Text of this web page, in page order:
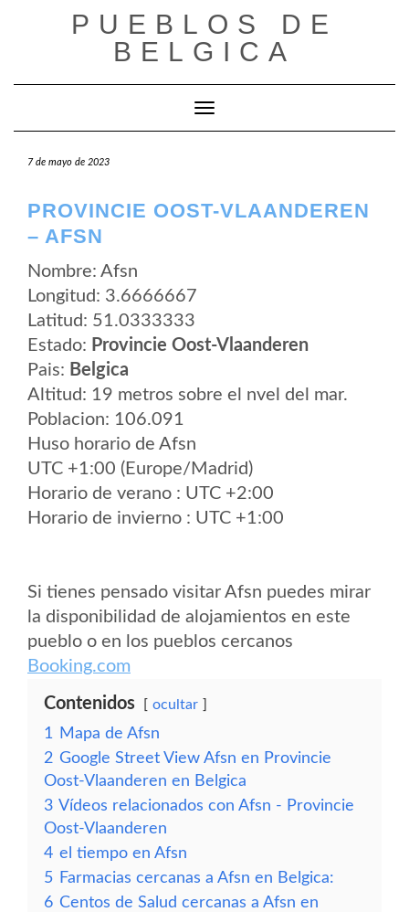
PUEBLOS DE
BELGICA
Cambiar modo de navegación
7 de mayo de 2023
PROVINCIE OOST-VLAANDEREN
– AFSN
Nombre: Afsn
Longitud: 3.6666667
Latitud: 51.0333333
Estado: Provincie Oost-Vlaanderen
Pais: Belgica
Altitud: 19 metros sobre el nvel del mar.
Poblacion: 106.091
Huso horario de Afsn
UTC +1:00 (Europe/Madrid)
Horario de verano : UTC +2:00
Horario de invierno : UTC +1:00
Si tienes pensado visitar Afsn puedes mirar
la disponibilidad de alojamientos en este
pueblo o en los pueblos cercanos
Booking.com
Contenidos ocultar
1
Mapa de Afsn
2 Google Street View Afsn en Provincie
Oost-Vlaanderen en Belgica
3 Vídeos relacionados con Afsn - Provincie
Oost-Vlaanderen
4 el tiempo en Afsn
5 Farmacias cercanas a Afsn en Belgica:
6 Centos de Salud cercanas a Afsn en